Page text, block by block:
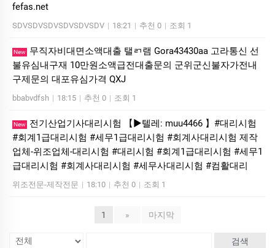
fefas.net
SDVSDVSDVSDVSDVSDV | 18:21 | 추천 0 | 조회 1
New
무직자비대면소액대출 탤ㄺ램 Gora43430aa 고라통신 선
불유심내구재 10만원소액급전대출문의 군위군신불자가전내
구제문의 대포유심가격 QXJ
bbabvdfsh | 18:15 | 추천 0 | 조회 1
New
전기산업기사대리시험 【▶텔레: muu4466 】#대리시험
#회계1급대리시험 #세무1급대리시험 #회계사대리시험 제작
업체-위조업체-대리시험 #대리시험 #회계1급대리시험 #세무1
급대리시험 #회계사대리시험 #세무사대리시험 #컴활대리
위조전문-제작전문 | 18:10 | 추천 0 | 조회 1
1 » 마지막
검색